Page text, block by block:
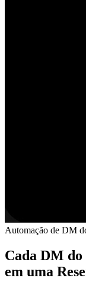
Automação de DM
Cada DM
em uma